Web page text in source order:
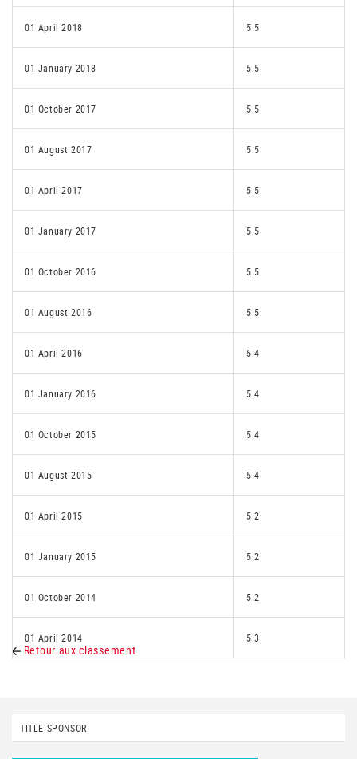
01 April 2018 5.5
01 January 2018 5.5
01 October 2017 5.5
01 August 2017 5.5
01 April 2017 5.5
01 January 2017 5.5
01 October 2016 5.5
01 August 2016 5.5
01 April 2016 5.4
01 January 2016 5.4
01 October 2015 5.4
01 August 2015 5.4
01 April 2015 5.2
01 January 2015 5.2
01 October 2014 5.2
01 April 2014 5.3
Retour aux classement
TITLE SPONSOR